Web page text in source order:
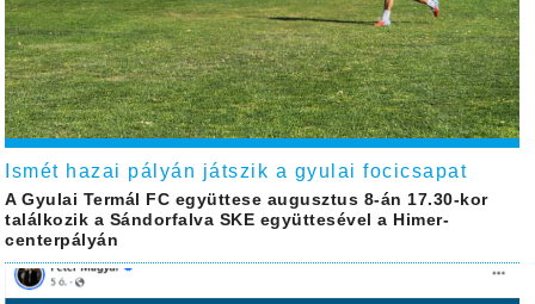
Ismét hazai pályán játszik a gyulai focicsapat
A Gyulai Termál FC együttese augusztus 8-án 17.30-kor
találkozik a Sándorfalva SKE együttesével a Himer-
centerpályán